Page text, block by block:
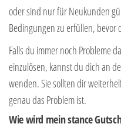
oder sind nur für Neukunden
Bedingungen zu erfüllen, bevor
Falls du immer noch Probleme
einzulösen, kannst du dich an
wenden. Sie sollten dir
genau das Problem ist.
Wie wird mein stance